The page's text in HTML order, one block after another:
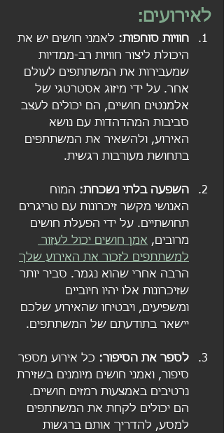
לאירועים:
חוויות סוחפות: לאמני חושים יש את
היכולת ליצור חוויות רב-ממדיות
שמעבירות את המשתתפים לעולם
אחר. על ידי מיזוג אסטרטגי של
אלמנטים חושיים, הם יכולים לעצב
סביבות המהדהדות עם נושא
האירוע, ולהשאיר את המשתתפים
בתחושת מעורבות רגשית.
השפעה בלתי נשכחת: המוח
האנושי מקשר זיכרונות עם טריגרים
תחושתיים. על ידי הפעלת חושים
מרובים, אמן חושים יכול לעזור
למשתתפים לזכור את האירוע שלך
הרבה אחרי שהוא נגמר. סביר יותר
שזיכרונות אלו יהיו חיוביים
ומשפיעים, ויבטיחו שהאירוע שלכם
יישאר בתודעתם של המשתתפים.
לספר את הסיפור: כל אירוע מספר
סיפור, ואמני חושים מיומנים בשזירת
נרטיבים באמצעות רמזים חושיים.
הם יכולים לקחת את המשתתפים
למסע, להדריך אותם ברגשות